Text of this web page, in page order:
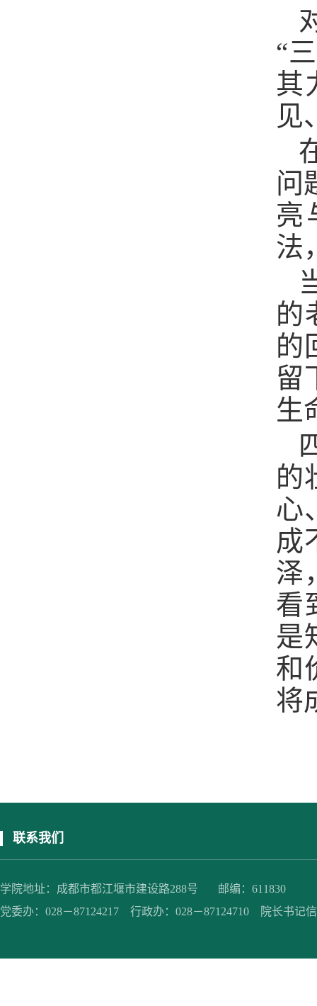
“
其
见
问
亮
法
的
的
留
生
的
心
成
泽
看
是
和
将
联系我们
学院地址：成都市都江堰市建设路288号 邮编：611830
党委办：028－87124217 行政办：028－87124710 院长书记信